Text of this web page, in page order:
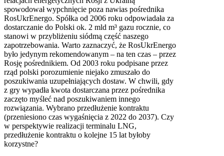
spowodował wypchnięcie poza nawias pośrednika
RosUkrEnergo. Spółka od 2006 roku odpowiadała za
dostarczanie do Polski ok. 2 mld m³ gazu rocznie, co
stanowi w przybliżeniu siódmą część naszego
zapotrzebowania. Warto zaznaczyć, że RosUkrEnergo
było jedynym rekomendowanym – na ten czas – przez
Rosję pośrednikiem. Od 2003 roku podpisane przez
rząd polski porozumienie niejako zmuszało do
poszukiwania uzupełniających dostaw. W chwili, gdy
z gry wypadła kwota dostarczana przez pośrednika
zaczęto myśleć nad poszukiwaniem innego
rozwiązania. Wybrano przedłużenie kontraktu
(przeniesiono czas wygaśnięcia z 2022 do 2037). Czy
w perspektywie realizacji terminalu LNG,
przedłużenie kontraktu o kolejne 15 lat byłoby
korzystne?